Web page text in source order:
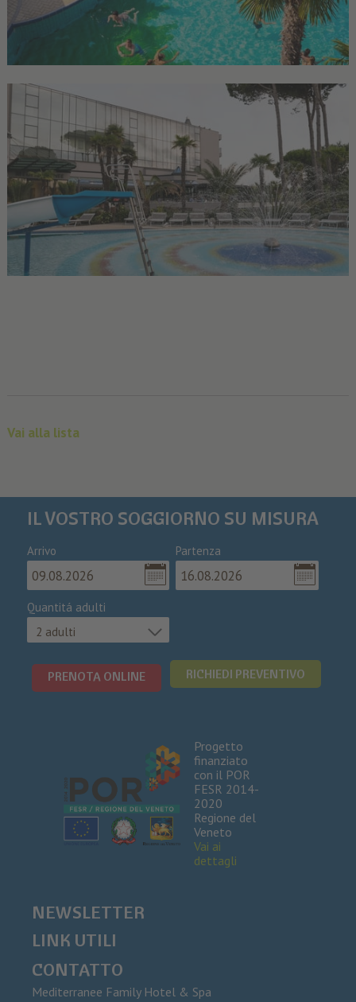
Vai alla lista
IL VOSTRO SOGGIORNO SU MISURA
Arrivo Partenza
Quantitá adulti
2 adulti
RICHIEDI PREVENTIVO
PRENOTA ONLINE
CONTATTO
Mediterranee Family Hotel & Spa
LINK UTILI
NEWSLETTER
Progetto
finanziato
con il POR
FESR 2014-
2020
Regione del
Veneto
Vai ai
dettagli